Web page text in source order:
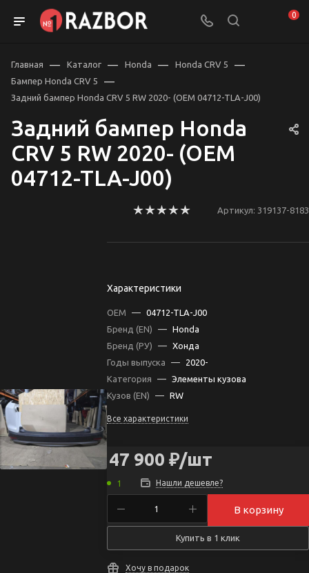
0
Главная — Каталог — Honda — Honda CRV 5 —
Бампер Honda CRV 5 —
Задний бампер Honda CRV 5 RW 2020- (OEM 04712-TLA-J00)
Задний бампер Honda
CRV 5 RW 2020- (OEM
04712-TLA-J00)
Артикул: 319137-8183
Характеристики
OEM — 04712-TLA-J00
Бренд (EN)
— Honda
Бренд (РУ)
— Хонда
Годы выпуска
—
2020-
Категория
— Элементы кузова
Кузов (EN)
— RW
Все характеристики
47 900 ₽/шт
1 Нашли дешевле?
В корзину
Купить в 1 клик
Хочу в подарок